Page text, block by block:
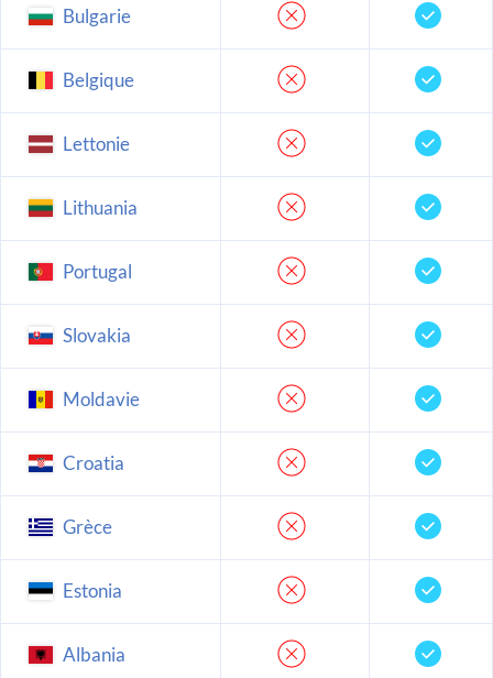
Bulgarie
Belgique
Lettonie
Lithuania
Portugal
Slovakia
Moldavie
Croatia
Grèce
Estonia
Albania